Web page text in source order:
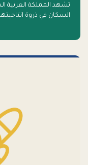
السكان في ذروة